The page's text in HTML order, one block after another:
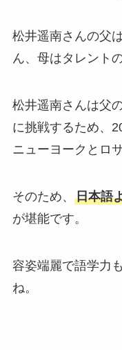
松井遥南さんの父
ん、母はタレント
松井遥南さんは父
に挑戦するため、
ニューヨークとロ
そのため、 日本語
が堪能です。
容姿端麗で語学力
ね。